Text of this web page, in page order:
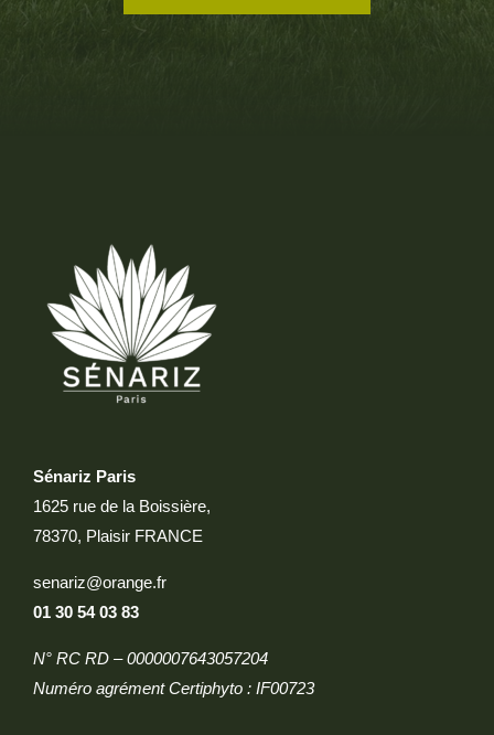
Sénariz Paris
1625 rue de la Boissière,
78370, Plaisir FRANCE
senariz@orange.fr
01 30 54 03 83
N° RC RD – 0000007643057204
Numéro agrément Certiphyto : IF00723